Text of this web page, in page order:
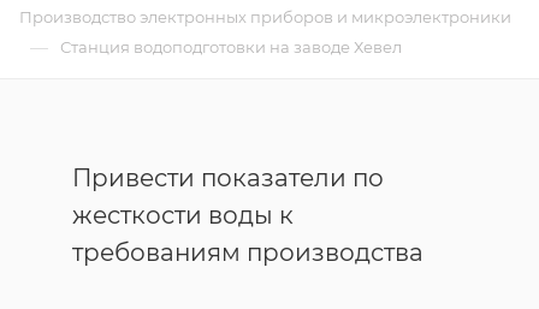
Производство электронных приборов и микроэлектроники
— Станция водоподготовки на заводе Хевел
Привести показатели по
жесткости воды к
требованиям производства